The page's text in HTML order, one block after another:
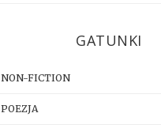
GATUNKI
NON-FICTION
POEZJA